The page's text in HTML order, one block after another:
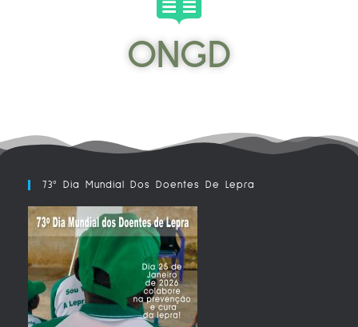
ONGD
73º Dia Mundial Dos Doentes De Lepra